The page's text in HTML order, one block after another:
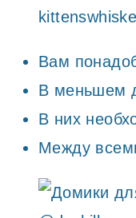
Вам
В меньшем
В них
Между